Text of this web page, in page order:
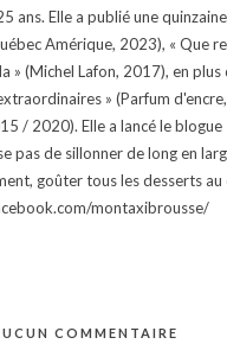
ans. Elle a publié une
Amérique, 2023), « Que
(Michel Lafon, 2017), en
» (Parfum
/ 2020). Elle a lancé le
pas de sillonner de long en
goûter tous les desserts
montaxibrousse/
COMMENTAIRE